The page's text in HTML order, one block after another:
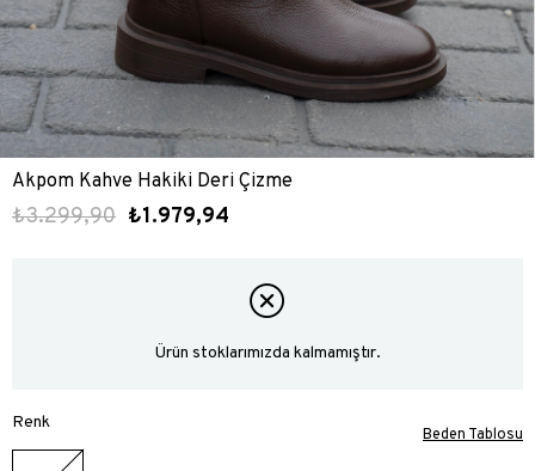
Akpom Kahve Hakiki Deri Çizme
₺3.299,90 ₺1.979,94
Ürün stoklarımızda kalmamıştır.
Renk
Beden Tablosu